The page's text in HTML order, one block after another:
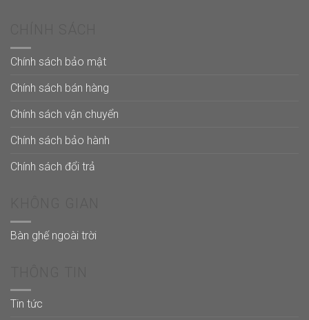
Chính sách bảo mật
Chính sách bán hàng
Chính sách vận chuyển
Chính sách bảo hành
Chính sách đổi trả
Bàn ghế ngoài trời
Tin tức